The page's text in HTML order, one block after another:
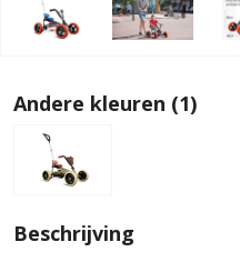
Andere kleuren (1)
Beschrijving